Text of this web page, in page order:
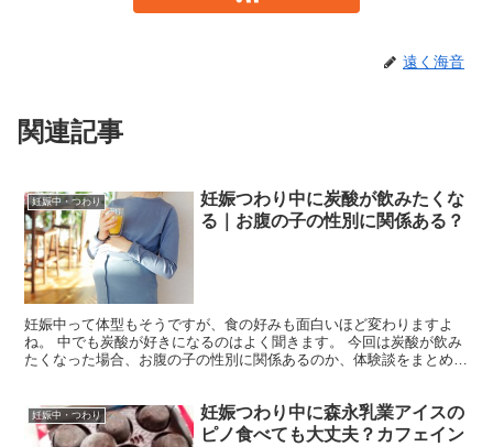
遠く海音
関連記事
妊娠中・つわり
妊娠つわり中に炭酸が飲みたくな
る｜お腹の子の性別に関係ある？
妊娠中って体型もそうですが、食の好みも面白いほど変わりますよ
ね。 中でも炭酸が好きになるのはよく聞きます。 今回は炭酸が飲み
たくなった場合、お腹の子の性別に関係あるのか、体験談をまとめて
妊娠中・つわり
妊娠つわり中に森永乳業アイスの
ピノ食べても大丈夫？カフェイン